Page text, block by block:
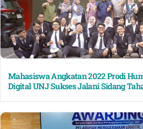
Mahasiswa Angkatan 2022 Prodi
Digital UNJ Sukses Jalani Sidang